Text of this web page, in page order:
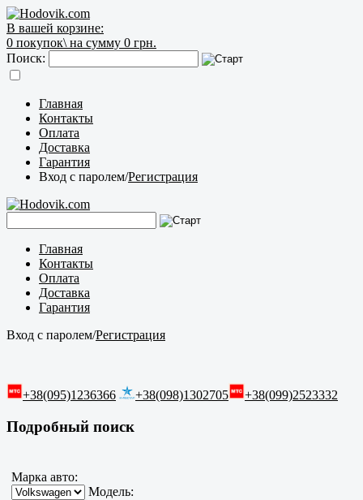
В вашей корзине:
0 покупок\ на сумму 0 грн.
Поиск:
Главная
Контакты
Оплата
Доставка
Гарантия
Вход с паролем/Регистрация
Главная
Контакты
Оплата
Доставка
Гарантия
Вход с паролем/Регистрация
+38(095)1236366 +38(098)1302705 +38(099)2523332
Подробный поиск
Марка авто:
Модель: